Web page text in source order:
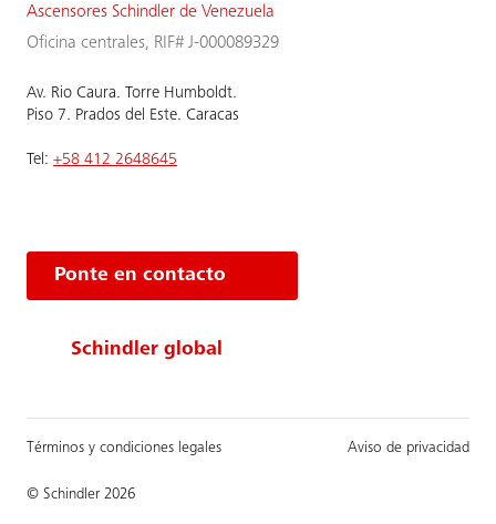
Ascensores Schindler de Venezuela
Oficina centrales, RIF# J-000089329
Av. Rio Caura. Torre Humboldt.
Piso 7. Prados del Este. Caracas
Tel: +58 412 2648645
Ponte en contacto
Schindler global
© Schindler 2026
Términos y condiciones legales Aviso de privacidad